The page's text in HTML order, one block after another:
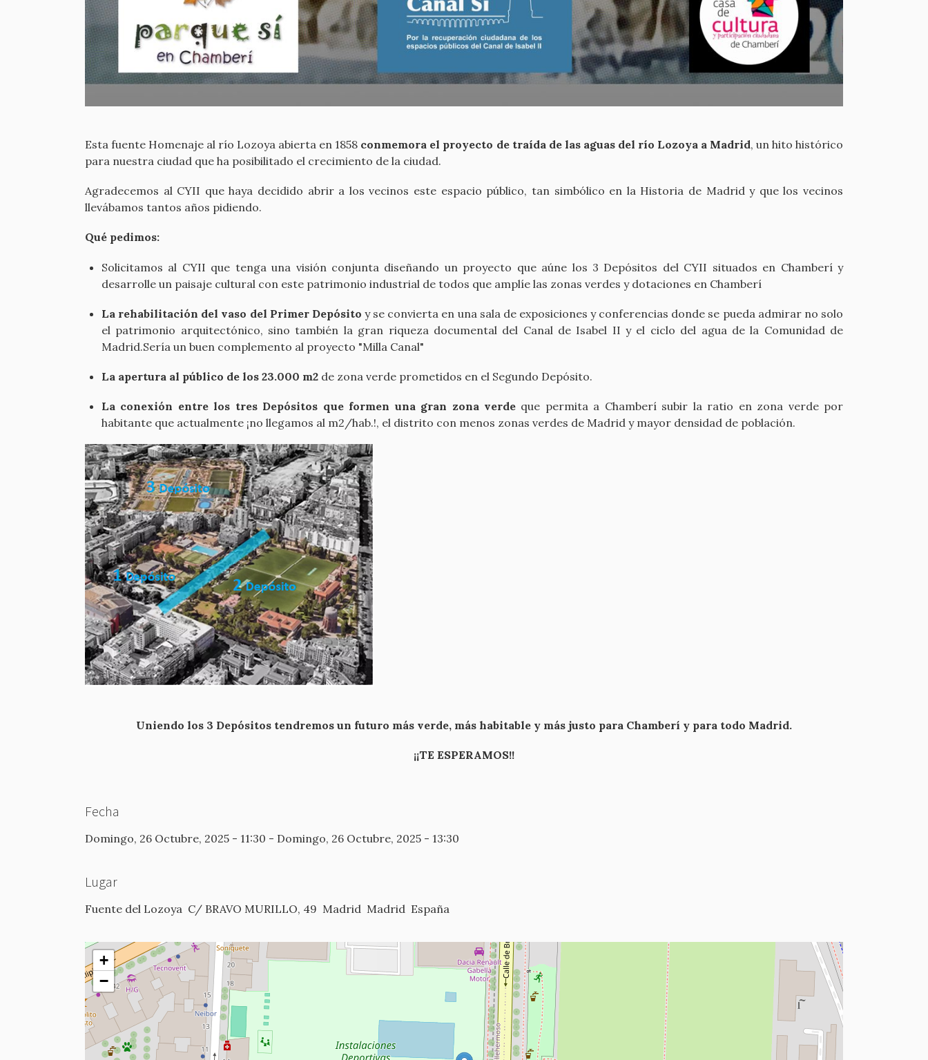
Esta fuente Homenaje al río Lozoya abierta en 1858 conmemora el proyecto de traída de las aguas del río Lozoya a Madrid, un hito histórico
para nuestra ciudad que ha posibilitado el crecimiento de la ciudad.
Agradecemos al CYII que haya decidido abrir a los vecinos este espacio público, tan simbólico en la Historia de Madrid y que los vecinos
llevábamos tantos años pidiendo.
Qué pedimos:
Solicitamos al CYII que tenga una visión conjunta diseñando un proyecto que aúne los 3 Depósitos del CYII situados en Chamberí y
desarrolle un paisaje cultural con este patrimonio industrial de todos que amplíe las zonas verdes y dotaciones en Chamberí
La rehabilitación del vaso del Primer Depósito y se convierta en una sala de exposiciones y conferencias donde se pueda admirar no solo
el patrimonio arquitectónico, sino también la gran riqueza documental del Canal de Isabel II y el ciclo del agua de la Comunidad de
Madrid.Sería un buen complemento al proyecto "Milla Canal"
La apertura al público de los 23.000 m2 de zona verde prometidos en el Segundo Depósito.
La conexión entre los tres Depósitos que formen una gran zona verde que permita a Chamberí subir la ratio en zona verde por
habitante que actualmente ¡no llegamos al m2/hab.!, el distrito con menos zonas verdes de Madrid y mayor densidad de población.
Uniendo los 3 Depósitos tendremos un futuro más verde, más habitable y más justo para Chamberí y para todo Madrid.
¡¡TE ESPERAMOS!!
Fecha
Domingo, 26 Octubre, 2025 - 11:30 - Domingo, 26 Octubre, 2025 - 13:30
Lugar
Fuente del Lozoya C/ BRAVO MURILLO, 49 Madrid Madrid España
+
−